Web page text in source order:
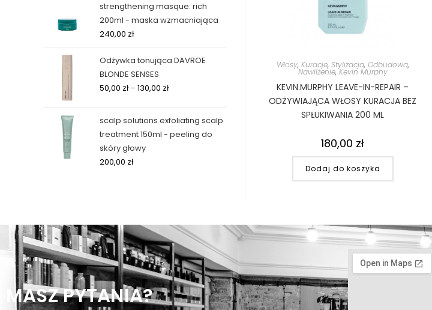
Włosy, Kuracje, Stylizacja, Odbudowa,
Nawilżenie,Kevin Murphy
KEVIN.MURPHY LEAVE-IN-REPAIR –
ODŻYWIAJĄCA WŁOSY KURACJA BEZ
SPŁUKIWANIA 200 ML
180,00 zł
Dodaj do koszyka
strengthening masque: rich
200ml - maska wzmacniająca
240,00 zł
Odżywka tonująca DAVROE
BLONDE SENSES
50,00 zł – 130,00 zł
scalp solutions exfoliating scalp
treatment 150ml - peeling do
skóry głowy
200,00 zł
MASZ PYTANIA?